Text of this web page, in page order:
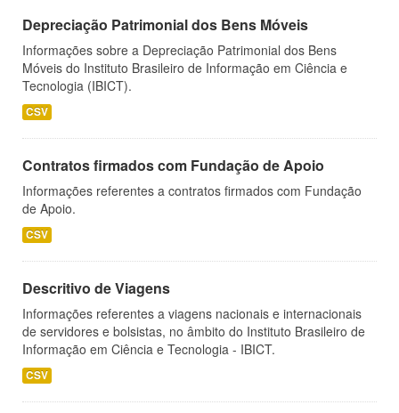
Depreciação Patrimonial dos Bens Móveis
Informações sobre a Depreciação Patrimonial dos Bens
Móveis do Instituto Brasileiro de Informação em Ciência e
Tecnologia (IBICT).
CSV
Contratos firmados com Fundação de Apoio
Informações referentes a contratos firmados com Fundação
de Apoio.
CSV
Descritivo de Viagens
Informações referentes a viagens nacionais e internacionais
de servidores e bolsistas, no âmbito do Instituto Brasileiro de
Informação em Ciência e Tecnologia - IBICT.
CSV